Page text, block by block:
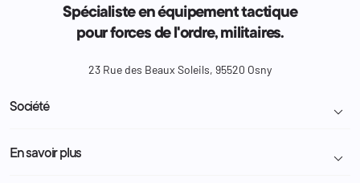
Spécialiste en équipement tactique
pour forces de l'ordre, militaires.
23 Rue des Beaux Soleils, 95520 Osny
Société 
Livraison et retour colis
En savoir plus 